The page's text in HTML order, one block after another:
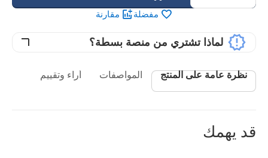
مفضلة
مقارنة
لماذا تشتري من منصة بسطة؟
نظرة عامة على المنتج المواصفات أراء وتقييم
قد يهمك